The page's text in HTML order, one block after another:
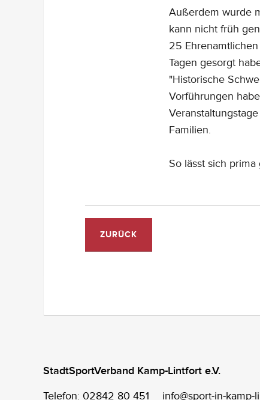
Außerdem wurde
kann nicht früh
25
Tagen gesorgt
"Historische
Vorführungen
Familien.
So lässt sich
ZURÜCK
StadtSportVerband Kamp-Lintfort e.V.
Telefon: 02842 80 451
info@sport-in-kamp-